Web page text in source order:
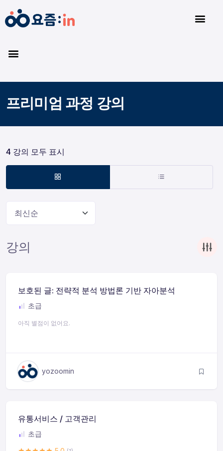
프리미엄 과정 강의
4 강의 모두 표시
최신순
강의
보호된 글: 전략적 분석 방법론 기반 자아분석
초급
아직 별점이 없어요.
yozoomin
유통서비스 / 고객관리
초급